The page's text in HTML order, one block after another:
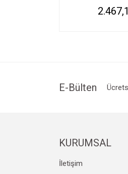
E-Bülten
KURUMSAL
İletişim